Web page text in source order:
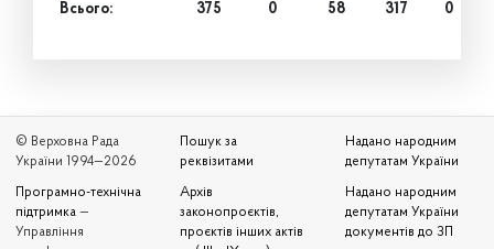
Всього: 375 0 58 317 0
© Верховна Рада
України 1994—2026
Програмно-технічна
підтримка —
Управління
Пошук за
реквізитами
Архів
законопроєктів,
проєктів інших актів
Надано народним
депутатам України
Надано народним
депутатам України
документів до ЗП